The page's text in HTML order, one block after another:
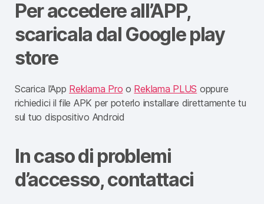
Per accedere all’APP,
scaricala dal Google play
store
Scarica l’App Reklama Pro o Reklama PLUS oppure
richiedici il file APK per poterlo installare direttamente tu
sul tuo dispositivo Android
In caso di problemi
d’accesso, contattaci